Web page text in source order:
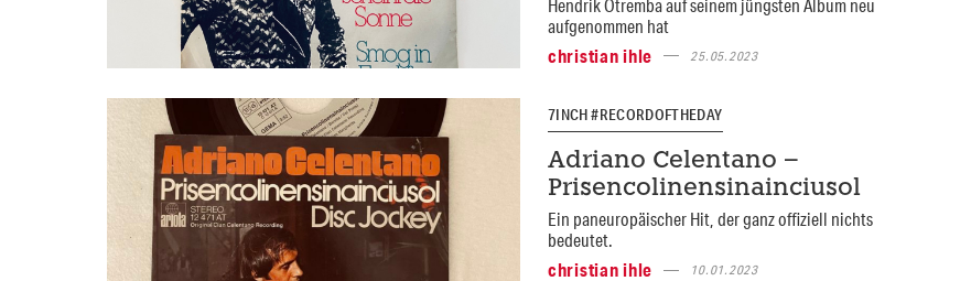
Hendrik Otremba auf seinem jüngsten Album neu
aufgenommen hat
christian ihle
25.05.2023
7INCH #RECORDOFTHEDAY
Adriano Celentano –
Prisencolinensinainciusol
Ein paneuropäischer Hit, der ganz offiziell nichts
bedeutet.
christian ihle
10.01.2023